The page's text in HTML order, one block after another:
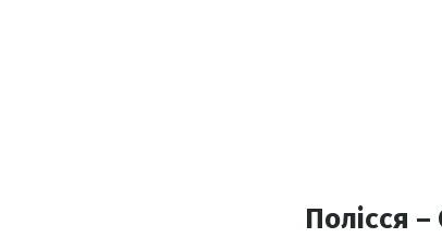
Полісся